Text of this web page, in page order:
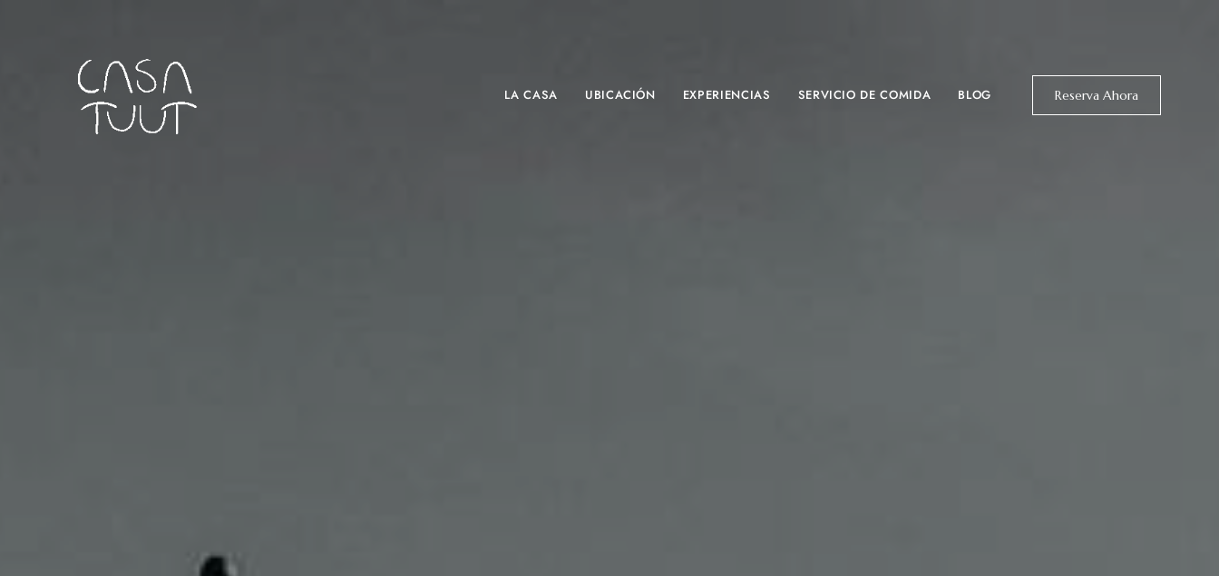
LA CASA UBICACIÓN EXPERIENCIAS SERVICIO DE COMIDA BLOG Reserva Ahora